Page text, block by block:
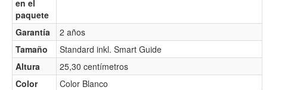
en el
paquete
Garantía
2 años
Tamaño
Standard inkl. Smart Guide
Altura
25,30 centímetros
Color
Color Blanco